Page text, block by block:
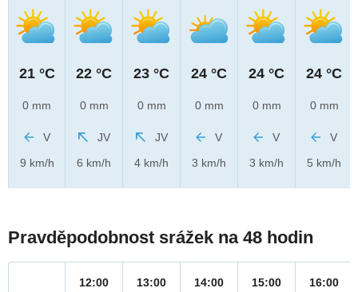
21 °C
0 mm
V
9 km/h
22 °C
0 mm
JV
6 km/h
23 °C
0 mm
JV
4 km/h
24 °C
0 mm
V
3 km/h
24 °C
0 mm
V
3 km/h
24 °C
0 mm
V
5 km/h
Pravděpodobnost srážek na 48 hodin
12:00
13:00
14:00
15:00
16:00